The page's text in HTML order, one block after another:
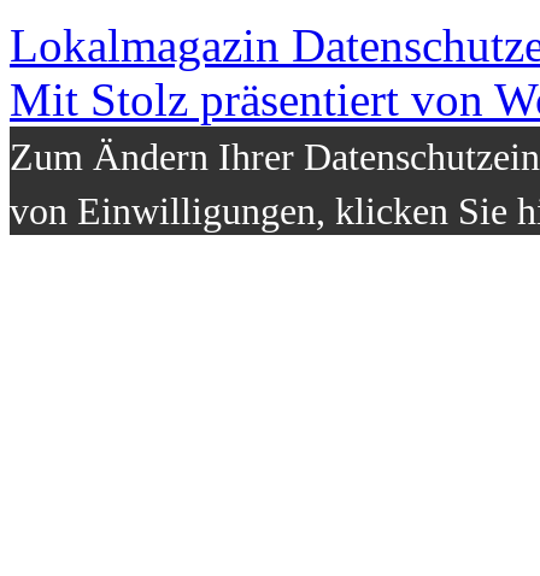
Lokalmagazin
Mit Stolz präsentiert von
Zum Ändern Ihrer
von Einwilligungen, klicken Sie